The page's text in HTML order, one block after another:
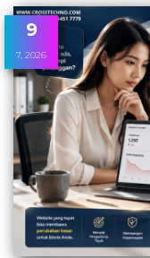
9
7, 2026